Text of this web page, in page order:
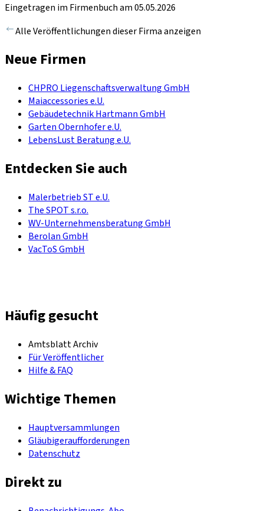
Eingetragen im Firmenbuch am 05.05.2026
Alle Veröffentlichungen dieser Firma anzeigen
Neue Firmen
CHPRO Liegenschaftsverwaltung GmbH
Maiaccessories e.U.
Gebäudetechnik Hartmann GmbH
Garten Obernhofer e.U.
LebensLust Beratung e.U.
Entdecken Sie auch
Malerbetrieb ST e.U.
The SPOT s.r.o.
WV-Unternehmensberatung GmbH
Berolan GmbH
VacToS GmbH
Häufig gesucht
Amtsblatt Archiv
Für Veröffentlicher
Hilfe & FAQ
Wichtige Themen
Hauptversammlungen
Gläubigeraufforderungen
Datenschutz
Direkt zu